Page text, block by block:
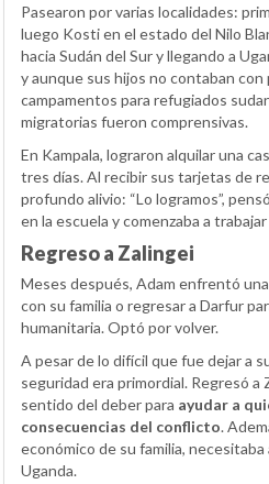
Pasearon por varias localidades:
luego Kosti en el estado del Nilo
hacia Sudán del Sur y llegando a
y aunque sus hijos no contaban con
campamentos para refugiados
migratorias fueron comprensivas.
En Kampala, lograron alquilar una
tres días. Al recibir sus tarjetas de
profundo alivio: “Lo logramos”,
en la escuela y comenzaba a
Regreso a Zalingei
Meses después, Adam enfrentó
con su familia o regresar a Darfur
humanitaria. Optó por volver.
A pesar de lo difícil que fue dejar a
seguridad era primordial. Regresó a
sentido del deber para ayudar a
consecuencias del conflicto.
económico de su familia,
Uganda.